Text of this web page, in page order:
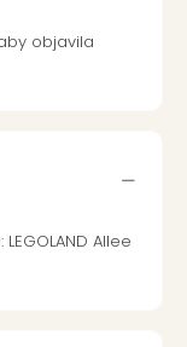
objavila
Allee